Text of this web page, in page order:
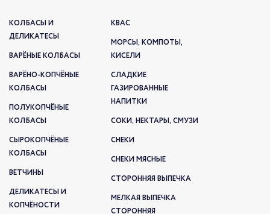
КОЛБАСЫ И
ДЕЛИКАТЕСЫ
ВАРЁНЫЕ КОЛБАСЫ
ВАРЁНО-КОПЧЁНЫЕ
КОЛБАСЫ
ПОЛУКОПЧЁНЫЕ
КОЛБАСЫ
СЫРОКОПЧЁНЫЕ
КОЛБАСЫ
ВЕТЧИНЫ
ДЕЛИКАТЕСЫ И
КОПЧЁНОСТИ
КВАС
МОРСЫ, КОМПОТЫ,
КИСЕЛИ
СЛАДКИЕ
ГАЗИРОВАННЫЕ
НАПИТКИ
СОКИ, НЕКТАРЫ, СМУЗИ
СНЕКИ
СНЕКИ МЯСНЫЕ
СТОРОННЯЯ ВЫПЕЧКА
МЕЛКАЯ ВЫПЕЧКА
СТОРОННЯЯ